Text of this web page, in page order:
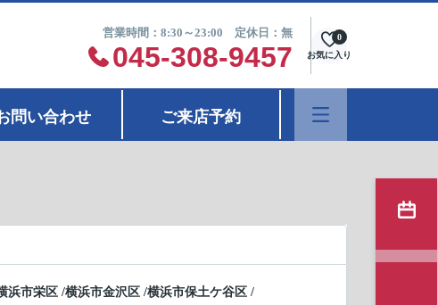
営業時間：8:30～23:00 定休日：無
045-308-9457 お気に入り
0
問い合わせ ご来店予約
浜市栄区 /横浜市金沢区 /横浜市保土ケ谷区 /